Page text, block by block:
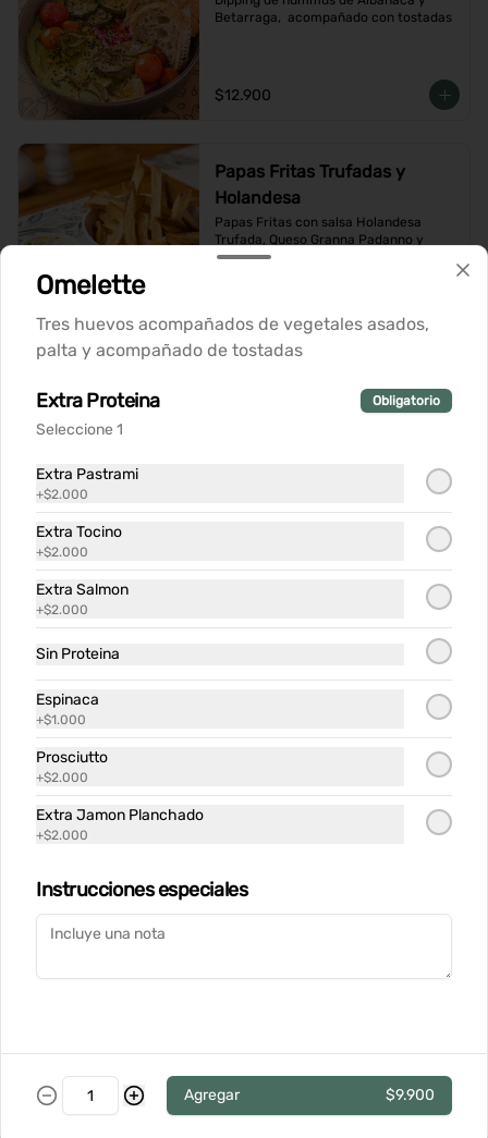
Betarraga,  acompañado con tostadas
$12.900
Papas Fritas Trufadas y
Holandesa
Papas Fritas con salsa Holandesa
Trufada, Queso Granna Padanno y
Ciboulette
Filete de vacuno finamente picado,
servido con alcaparras, pepinillos,
Salmón finamente cortado a cuchillo,
acompañado de nuestra salsa de la
$14.900
$14.900
Tortilla española de papas y cebolla
rallado
$12.900
Omelette
Tres huevos acompañados de vegetales asados,
palta y acompañado de tostadas
Extra Proteina Obligatorio
Seleccione 1
Extra Pastrami
+$2.000
Extra Tocino
+$2.000
Extra Salmon
+$2.000
Sin Proteina
Espinaca
+$1.000
Prosciutto
+$2.000
Extra Jamon Planchado
+$2.000
Instrucciones especiales
Agregar $9.900